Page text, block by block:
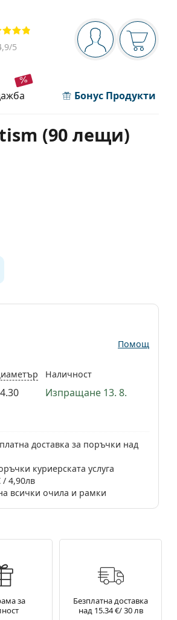
Navigation panel
Вие сте вписани
/5
Бонус Продукти
(90 лещи)
Помощ
Наличност
Изпращане 13. 8.
доставка за поръчки над
куриерската услуга
/ 4,90лв
всички очила и рамки
за
Безплатна доставка
над 15.34 €/ 30 лв